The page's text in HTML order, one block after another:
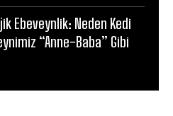
Ebeveynlik: Neden Kedi
“Anne-Baba” Gibi